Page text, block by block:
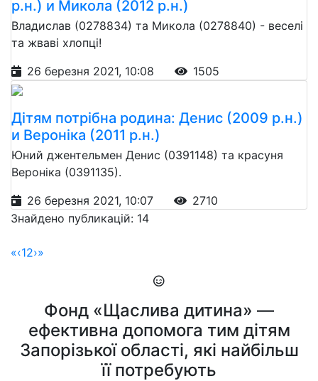
р.н.) и Микола (2012 р.н.)
Владислав (0278834) та Микола (0278840) - веселі
та жваві хлопці!
26 березня 2021, 10:08
1505
Дітям потрібна родина: Денис (2009 р.н.)
и Вероніка (2011 р.н.)
Юний джентельмен Денис (0391148) та красуня
Вероніка (0391135).
26 березня 2021, 10:07
2710
Знайдено публикацій: 14
«‹12›»
Фонд «Щаслива дитина» —
ефективна допомога тим дітям
Запорізької області, які найбільш
її потребують